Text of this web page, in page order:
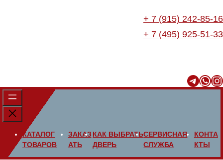
+ 7 (915) 242-85-16
+ 7 (495) 925-51-33
TelegramWhatsApp Instagram
КАТАЛОГ
ТОВАРОВ
ЗАКАЗ
АТЬ
КАК ВЫБРАТЬ
ДВЕРЬ
СЕРВИСНАЯ
СЛУЖБА
КОНТА
КТЫ